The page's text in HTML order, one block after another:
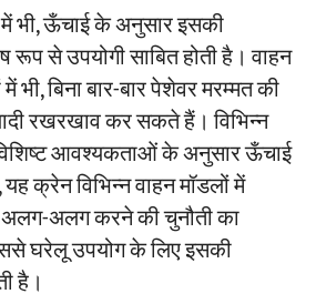
भी, ऊँचाई के अनुसार इसकी
से उपयोगी साबित होती है। वाहन
भी, बिना बार-बार पेशेवर मरम्मत की
रखरखाव कर सकते हैं। विभिन्न
आवश्यकताओं के अनुसार ऊँचाई
क्रेन विभिन्न वाहन मॉडलों में
अलग करने की चुनौती का
घरेलू उपयोग के लिए इसकी
है।